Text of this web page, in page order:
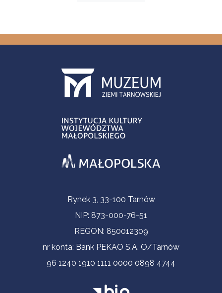
Informacje kontaktoweRynek 3, 33-100 Tarnów
NIP: 873-000-76-51
REGON: 850012309
nr konta: Bank PEKAO S.A. O/Tarnów
96 1240 1910 1111 0000 0898 4744